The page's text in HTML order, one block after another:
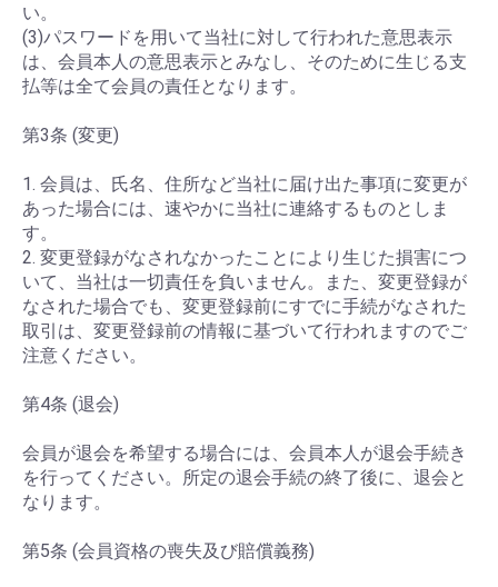
い。
(3)パスワードを用いて当社に対して行われた意思表示
は、会員本人の意思表示とみなし、そのために生じる支
払等は全て会員の責任となります。
第3条 (変更)
1. 会員は、氏名、住所など当社に届け出た事項に変更が
あった場合には、速やかに当社に連絡するものとしま
す。
2. 変更登録がなされなかったことにより生じた損害につ
いて、当社は一切責任を負いません。また、変更登録が
なされた場合でも、変更登録前にすでに手続がなされた
取引は、変更登録前の情報に基づいて行われますのでご
注意ください。
第4条 (退会)
会員が退会を希望する場合には、会員本人が退会手続き
を行ってください。所定の退会手続の終了後に、退会と
なります。
第5条 (会員資格の喪失及び賠償義務)